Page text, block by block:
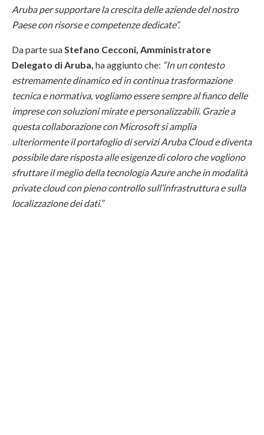
Aruba per supportare la crescita delle aziende del nostro
Paese con risorse e competenze dedicate”.
Da parte sua Stefano Cecconi, Amministratore
Delegato di Aruba, ha aggiunto che: “In un contesto
estremamente dinamico ed in continua trasformazione
tecnica e normativa, vogliamo essere sempre al fianco delle
imprese con soluzioni mirate e personalizzabili. Grazie a
questa collaborazione con Microsoft si amplia
ulteriormente il portafoglio di servizi Aruba Cloud e diventa
possibile dare risposta alle esigenze di coloro che vogliono
sfruttare il meglio della tecnologia Azure anche in modalità
private cloud con pieno controllo sull’infrastruttura e sulla
localizzazione dei dati.”